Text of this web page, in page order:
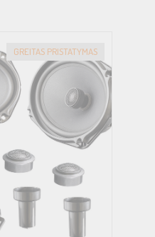
GREITAS PRISTATYMAS